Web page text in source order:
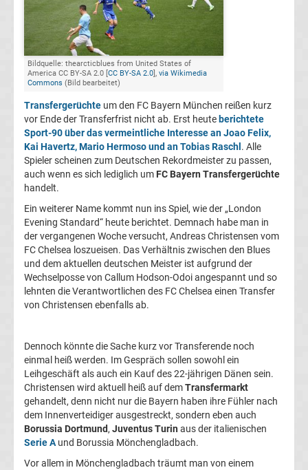
League
Europa
League
Europa
Conference
League
Premier
League
La
Serie
A
Türk.
Bildquelle: thearcticblues from United States of
America CC BY-SA 2.0 [CC BY-SA 2.0], via Wikimedia
Commons (Bild bearbeitet)
Transfergerüchte um den FC Bayern München reißen kurz
vor Ende der Transferfrist nicht ab. Erst heute berichtete
Sport-90 über das vermeintliche Interesse an Joao Felix,
Kai Havertz, Mario Hermoso und an Tobias Raschl . Alle
Spieler scheinen zum Deutschen Rekordmeister zu passen,
auch wenn es sich lediglich um FC Bayern Transfergerüchte
handelt.
Ein weiterer Name kommt nun ins Spiel, wie der „London
Evening Standard“ heute berichtet. Demnach habe man in
der vergangenen Woche versucht, Andreas Christensen vom
FC Chelsea loszueisen. Das Verhältnis zwischen den Blues
und dem aktuellen deutschen Meister ist aufgrund der
Wechselposse von Callum Hodson-Odoi angespannt und so
lehnten die Verantwortlichen des FC Chelsea einen Transfer
von Christensen ebenfalls ab.
Dennoch könnte die Sache kurz vor Transferende noch
einmal heiß werden. Im Gespräch sollen sowohl ein
Leihgeschäft als auch ein Kauf des 22-jährigen Dänen sein.
Christensen wird aktuell heiß auf demTransfermarkt
gehandelt, denn nicht nur die Bayern haben ihre Fühler nach
dem Innenverteidiger ausgestreckt, sondern eben auch
Borussia Dortmund, Juventus Turin aus der italienischen
Serie A und Borussia Mönchengladbach.
Vor allem in Mönchengladbach träumt man von einem